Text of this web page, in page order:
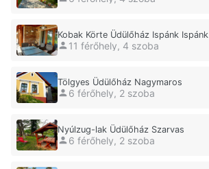
Kobak Körte Üdülőház Ispánk Ispánk
11 férőhely, 4 szoba
Tölgyes Üdülőház Nagymaros
6 férőhely, 2 szoba
Nyúlzug-lak Üdülőház Szarvas
6 férőhely, 2 szoba